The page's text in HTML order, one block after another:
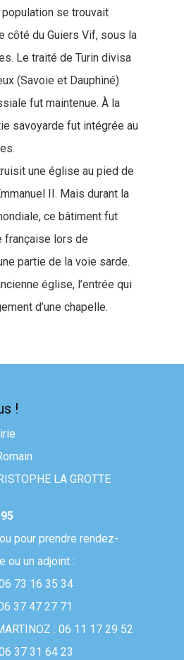
population se trouvait
côté du Guiers Vif, sous la
Le traité de Turin divisa
(Savoie et Dauphiné)
fut maintenue. À la
savoyarde fut intégrée au
une église au pied de
II. Mais durant la
ce bâtiment fut
française lors de
partie de la voie sarde.
église, l’entrée qui
d’une chapelle.
!
LA GROTTE
pour prendre rendez-
ou un adjoint :
73 16 35 34
37 47 27 71
: 06 11 17 29 52
37 31 64 23